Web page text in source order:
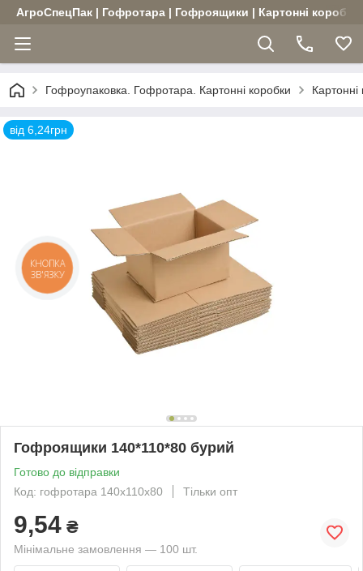
АгроСпецПак | Гофротара | Гофроящики | Картонні
Гофроупаковка. Гофротара. Картонні коробки Картонні
від 6,24грн
Гофроящики 140*110*80 бурий
Готово до відправки
Код: гофротара 140х110х80
Тільки опт
9,54 ₴
Мінімальне замовлення — 100 шт.
КНОПКА
ЗВ'ЯЗКУ